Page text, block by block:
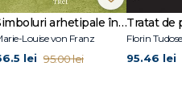
Simboluri arhetipale în basme
Louise von Franz
lei 95.00 lei 95.46 lei